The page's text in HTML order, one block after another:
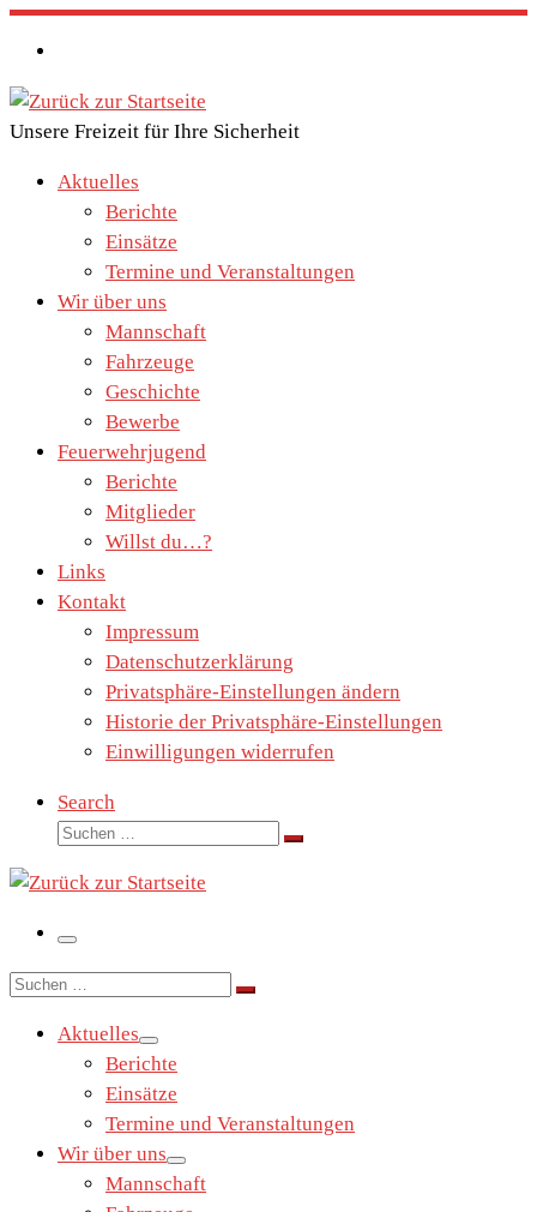
Zum
Inhalt
springen
Unsere Freizeit für Ihre Sicherheit
Aktuelles
Berichte
Einsätze
Termine und Veranstaltungen
Wir über uns
Mannschaft
Fahrzeuge
Geschichte
Bewerbe
Feuerwehrjugend
Berichte
Mitglieder
Willst du…?
Links
Kontakt
Impressum
Datenschutzerklärung
Privatsphäre-Einstellungen ändern
Historie der Privatsphäre-Einstellungen
Einwilligungen widerrufen
Search
Suche
Suchen …
Menü
Suche
Suchen …
Aktuelles
Berichte
Einsätze
Termine und Veranstaltungen
Wir über uns
Mannschaft